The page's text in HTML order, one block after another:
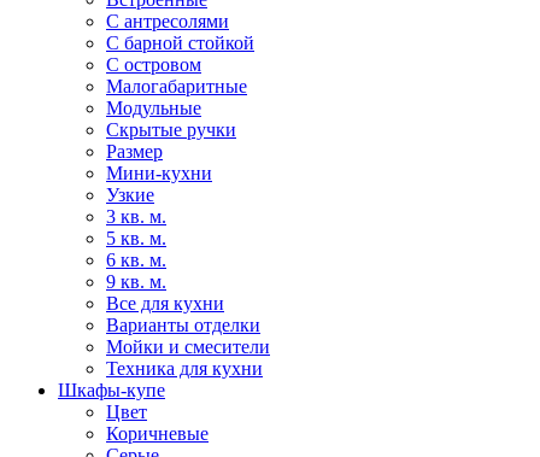
С антресолями
С барной стойкой
С островом
Малогабаритные
Модульные
Скрытые ручки
Размер
Мини-кухни
Узкие
3 кв. м.
5 кв. м.
6 кв. м.
9 кв. м.
Все для кухни
Варианты отделки
Мойки и смесители
Техника для кухни
Шкафы-купе
Цвет
Коричневые